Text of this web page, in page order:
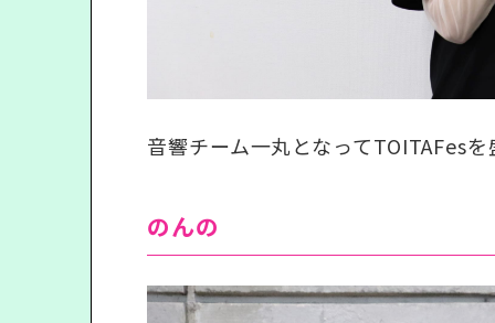
音響チーム一丸となってTOITAFesを
のんの